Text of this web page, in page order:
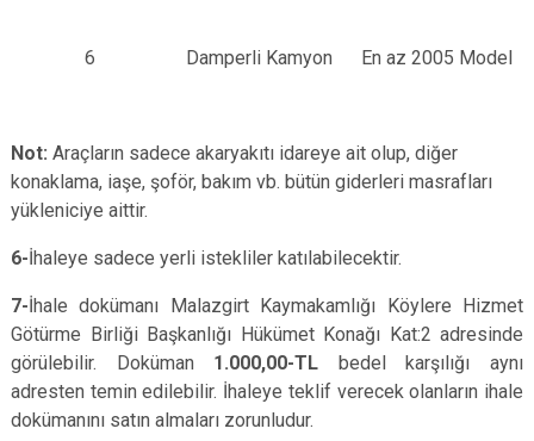
6 Damperli Kamyon En az 2005 Model
Not: Araçların sadece akaryakıtı idareye ait olup, diğer
konaklama, iaşe, şoför, bakım vb. bütün giderleri masrafları
yükleniciye aittir.
6-İhaleye sadece yerli istekliler katılabilecektir.
7-İhale dokümanı Malazgirt Kaymakamlığı Köylere Hizmet
Götürme Birliği Başkanlığı Hükümet Konağı Kat:2 adresinde
görülebilir. Doküman 1.000,00-TL bedel karşılığı aynı
adresten temin edilebilir. İhaleye teklif verecek olanların ihale
dokümanını satın almaları zorunludur.